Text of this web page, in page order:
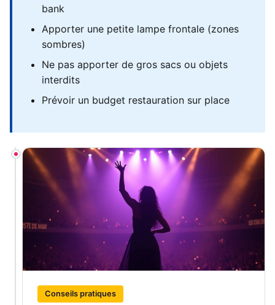
bank
Apporter une petite lampe frontale (zones
sombres)
Ne pas apporter de gros sacs ou objets
interdits
Prévoir un budget restauration sur place
Conseils pratiques